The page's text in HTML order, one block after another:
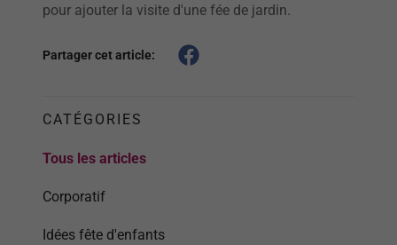
pour ajouter la visite d'une fée de jardin.
Partager cet article:
CATÉGORIES
Tous les articles
Corporatif
Idées fête d'enfants